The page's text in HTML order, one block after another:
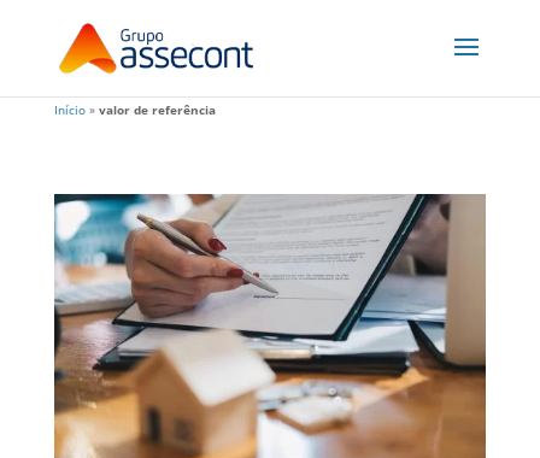
Início» valor de referência